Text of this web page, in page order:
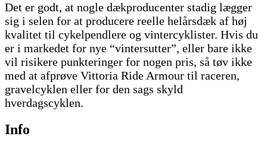
Det er godt, at nogle dækproducenter stadig lægger
sig i selen for at producere reelle helårsdæk af høj
kvalitet til cykelpendlere og vintercyklister. Hvis du
er i markedet for nye “vintersutter”, eller bare ikke
vil risikere punkteringer for nogen pris, så tøv ikke
med at afprøve Vittoria Ride Armour til raceren,
gravelcyklen eller for den sags skyld
hverdagscyklen.
Info